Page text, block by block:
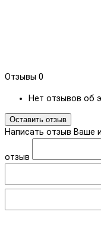
Отзывы 0
Нет отзывов об
Оставить отзыв
Написать отзыв Ваше
отзыв